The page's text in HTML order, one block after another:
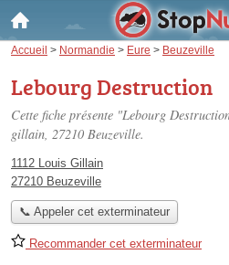
Accueil > Normandie > Eure > Beuzeville
Lebourg Destruction
Cette fiche présente "Lebourg
gillain, 27210 Beuzeville.
1112 Louis Gillain
27210 Beuzeville
📞 Appeler cet exterminateur
Recommander cet exterminateur